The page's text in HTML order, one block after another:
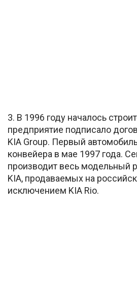
3. В 1996 году началось
предприятие подписало
KIA Group. Первый
конвейера в мае 1997 года.
производит весь модельный
KIA, продаваемых на
исключением KIA Rio.